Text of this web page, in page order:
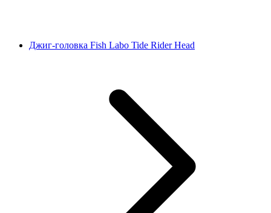
Джиг-головка Fish Labo Tide Rider Head